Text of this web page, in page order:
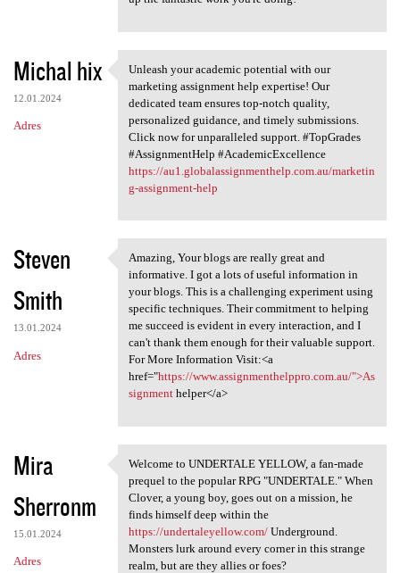
Michal hix
12.01.2024
Adres
Unleash your academic
Unleash your academic potential with our
marketing assignment help expertise! Our
dedicated team ensures top-notch quality,
personalized guidance, and timely submissions.
Click now for unparalleled support. #TopGrades
#AssignmentHelp #AcademicExcellence
https://au1.globalassignmenthelp.com.au/marketin
g-assignment-help
Steven
Smith
13.01.2024
Adres
Amazing, Your blogs are
Amazing, Your blogs are really great and
informative. I got a lots of useful information in
your blogs. This is a challenging experiment using
specific techniques. Their commitment to helping
me succeed is evident in every interaction, and I
can't thank them enough for their valuable support.
For More Information Visit:<a
href="https://www.assignmenthelppro.com.au/">As
signmenthelper</a>
Mira
Sherronm
15.01.2024
Adres
Welcome to UNDERTALE YELLOW,
Welcome to UNDERTALE YELLOW, a fan-made
prequel to the popular RPG "UNDERTALE." When
Clover, a young boy, goes out on a mission, he
finds himself deep within the
https://undertaleyellow.com/Underground.
Monsters lurk around every corner in this strange
realm, but are they allies or foes?